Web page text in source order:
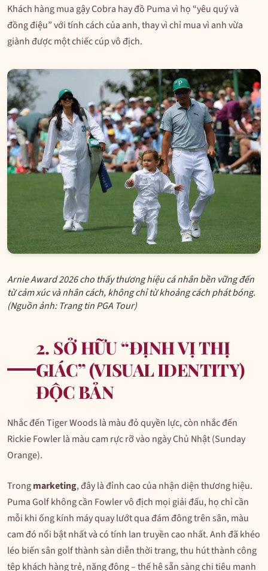
Khách hàng mua gậy Cobra hay đồ Puma vì họ “yêu quý và
đồng điệu” với tính cách của anh, thay vì chỉ mua vì anh vừa
giành được một chiếc cúp vô địch.
Arnie Award 2026 cho thấy thương hiệu cá nhân bền vững đến
từ cảm xúc và nhân cách, không chỉ từ khoảng cách phát bóng.
(Nguồn ảnh: Trang tin PGA Tour)
2. SỞ HỮU “ĐỊNH VỊ THỊ
GIÁC” (VISUAL IDENTITY)
ĐỘC BẢN
Nhắc đến Tiger Woods là màu đỏ quyền lực, còn nhắc đến
Rickie Fowler là màu cam rực rỡ vào ngày Chủ Nhật (Sunday
Orange).
Trongmarketing, đây là đỉnh cao của nhận diện thương hiệu.
Puma Golf không cần Fowler vô địch mọi giải đấu, họ chỉ cần
mỗi khi ống kính máy quay lướt qua đám đông trên sân, màu
cam đó nổi bật nhất và có tính lan truyền cao nhất. Anh đã khéo
léo biến sân golf thành sàn diễn thời trang, thu hút thành công
tệp khách hàng trẻ, năng động – thế hệ sẵn sàng chi tiêu mạnh